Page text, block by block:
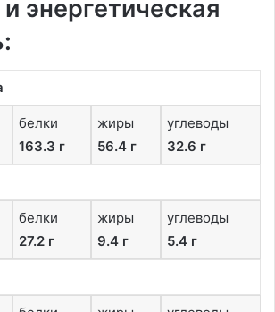
энергетическая
белки
163.3 г
жиры
56.4 г
углеводы
32.6 г
белки
27.2 г
жиры
9.4 г
углеводы
5.4 г